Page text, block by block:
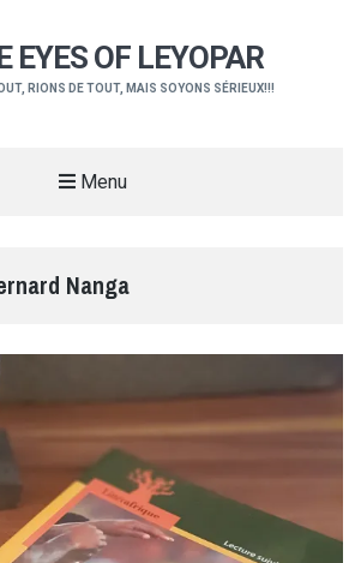
EYES OF LEYOPAR
RIONS DE TOUT, MAIS SOYONS SÉRIEUX!!!
Menu
Nanga